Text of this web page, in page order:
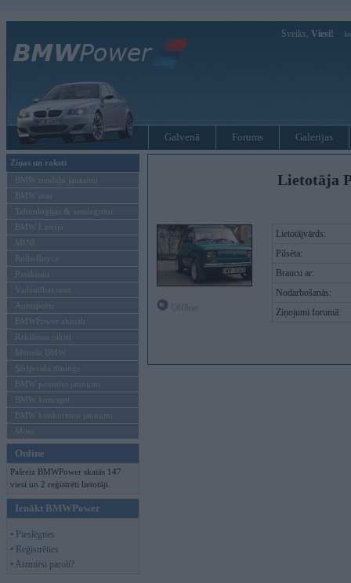
Sveiks, Viesi!
Galvenā Forums Galerijas
Ziņas un raksti
BMW modeļu jaunumi
BMW testi
Tehnoloģijas & sasniegumi
BMW Latvijā
MINI
Rolls-Royce
Pasākumi
Vadāmības tests
Autosports
BMWPower aktuāli
Reklāmas raksti
Mēneša BMW
Sērijveida tūnings
BMW pasaules jaunumi
BMW koncepti
BMW konkurentu jaunumi
Moto
Online
Pašreiz BMWPower skatās 147
viesi un 2 reģistrēti lietotāji.
Ienākt BMWPower
• Pieslēgties
• Reģistrēties
• Aizmirsi paroli?
Lietotāja
Lietotājvārds:
Pilsēta:
Braucu ar:
Nodarbošanās:
Ziņojumi forumā: